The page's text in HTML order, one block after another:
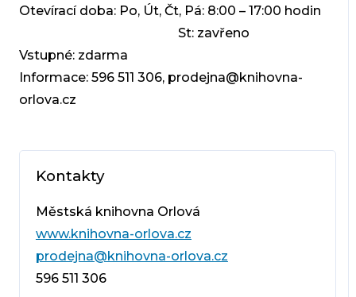
Otevírací doba: Po, Út, Čt, Pá: 8:00 – 17:00 hodin
St: zavřeno
Vstupné: zdarma
Informace: 596 511 306, prodejna@knihovna-
orlova.cz
Kontakty
Městská knihovna Orlová
www.knihovna-orlova.cz
prodejna@knihovna-orlova.cz
596 511 306